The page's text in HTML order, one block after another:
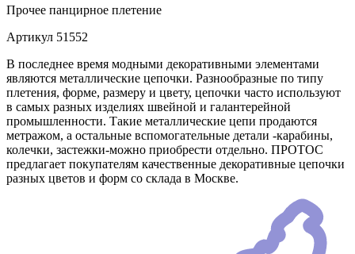
Прочее панцирное плетение
Артикул 51552
В последнее время модными декоративными элементами
являются металлические цепочки. Разнообразные по типу
плетения, форме, размеру и цвету, цепочки часто используют
в самых разных изделиях швейной и галантерейной
промышленности. Такие металлические цепи продаются
метражом, а остальные вспомогательные детали -карабины,
колечки, застежки-можно приобрести отдельно. ПРОТОС
предлагает покупателям качественные декоративные цепочки
разных цветов и форм со склада в Москве.